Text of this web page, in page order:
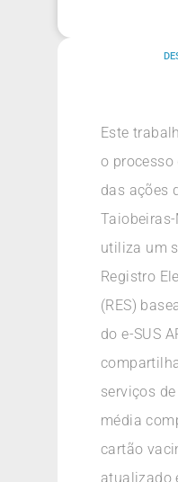
Este
o
das ações
utiliza um
Registro
(RES)
do e-SUS
serviços
média
cartão
atualizado